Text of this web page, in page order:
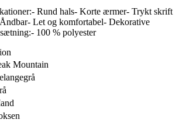
Rund hals- Korte ærmer- Trykt skrift
Let og komfortabel- Dekorative
100 % polyester
Mountain